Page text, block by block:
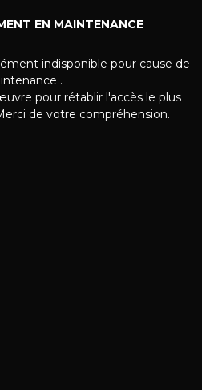
EN MAINTENANCE
indisponible pour cause de
.
pour rétablir l'accès le plus
de votre compréhension.